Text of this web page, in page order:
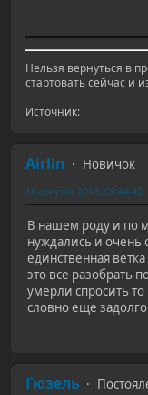
Нельзя вернуться в
стартовать сейчас и
Источник:
Airlin
Новичок
18 августа 2018, 08:44:42
В нашем роду и по
нуждались и очень
единственная
это все разобрать
умерли спросить
словно еще
Гюзель